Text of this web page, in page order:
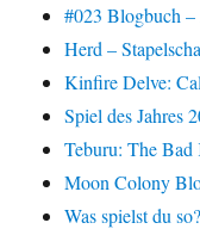
#023 Blogbuch
Herd –
Kinfire Delve:
Spiel des Jahres
Teburu: The Bad
Moon Colony
Was spielst du